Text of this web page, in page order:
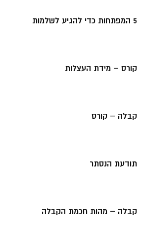
5 המפתחות כדי להגיע לשלמות
קורס – מידת העצלות
קבלה – קורס
תודעת הנסתר
קבלה – מהות חכמת הקבלה